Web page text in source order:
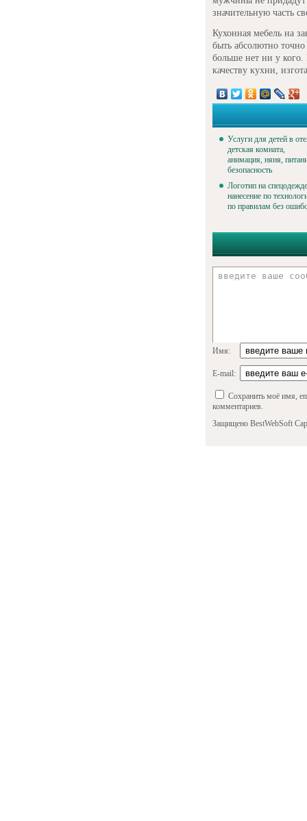
значительную часть
Кухонная мебель на
быть абсолютно
больше нет ни у кого.
качеству кухни,
Услуги для детей в
детская комната,
анимация, няня,
безопасность
Логотип на
нанесение по
по правилам без
Имя:
E-mail:
Сохранить моё имя,
комментариев.
Защищено BestWebSoft